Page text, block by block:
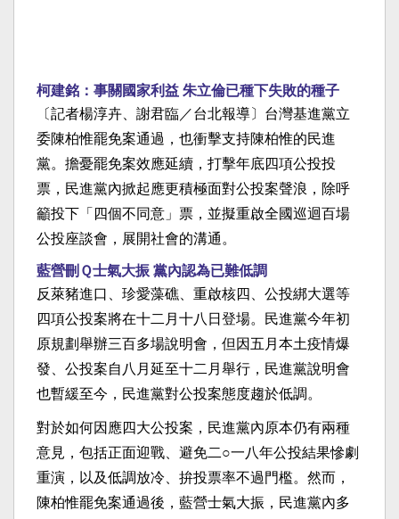
柯建銘：事關國家利益 朱立倫已種下失敗的種子
〔記者楊淳卉、謝君臨／台北報導〕台灣基進黨立
委陳柏惟罷免案通過，也衝擊支持陳柏惟的民進
黨。擔憂罷免案效應延續，打擊年底四項公投投
票，民進黨內掀起應更積極面對公投案聲浪，除呼
籲投下「四個不同意」票，並擬重啟全國巡迴百場
公投座談會，展開社會的溝通。
藍營刪Ｑ士氣大振 黨內認為已難低調
反萊豬進口、珍愛藻礁、重啟核四、公投綁大選等
四項公投案將在十二月十八日登場。民進黨今年初
原規劃舉辦三百多場說明會，但因五月本土疫情爆
發、公投案自八月延至十二月舉行，民進黨說明會
也暫緩至今，民進黨對公投案態度趨於低調。
對於如何因應四大公投案，民進黨內原本仍有兩種
意見，包括正面迎戰、避免二○一八年公投結果慘劇
重演，以及低調放冷、拚投票率不過門檻。然而，
陳柏惟罷免案通過後，藍營士氣大振，民進黨內多